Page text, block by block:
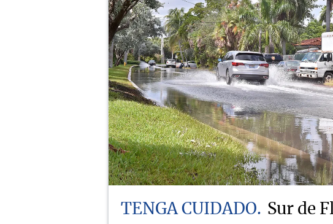
TENGA CUIDADO
Sur de